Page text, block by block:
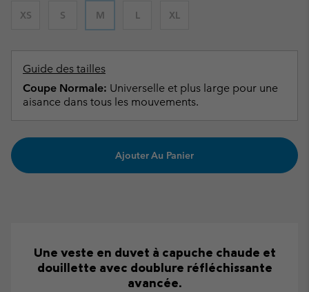
XS S M L XL
Guide des tailles
Coupe Normale: Universelle et plus large pour une
aisance dans tous les mouvements.
Ajouter Au Panier
Une veste en duvet à capuche chaude et
douillette avec doublure réfléchissante
avancée.